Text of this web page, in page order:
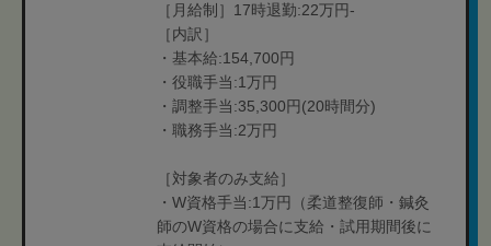
［月給制］17時退勤:22万円-
［内訳］
・基本給:154,700円
・役職手当:1万円
・調整手当:35,300円(20時間分)
・職務手当:2万円
［対象者のみ支給］
・W資格手当:1万円（柔道整復師・鍼灸
師のW資格の場合に支給・試用期間後に